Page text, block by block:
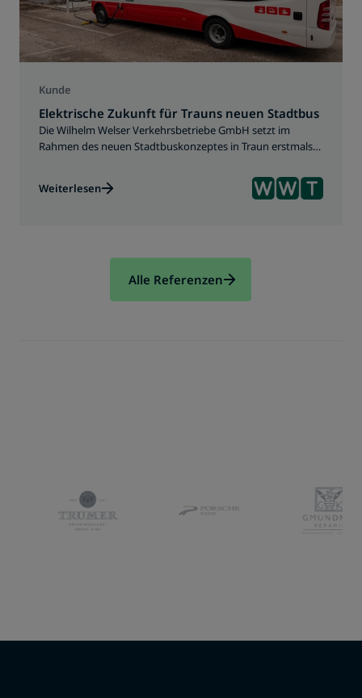
Kunde
Elektrische Zukunft für Trauns neuen Stadtbus
Die Wilhelm Welser Verkehrsbetriebe GmbH setzt im
Rahmen des neuen Stadtbuskonzeptes in Traun erstmals
dieses zukunftsweisende Vorhaben mit einer
maßgeschneiderten Ladeinfrastruktur, technischer
Weiterlesen
Alle Referenzen